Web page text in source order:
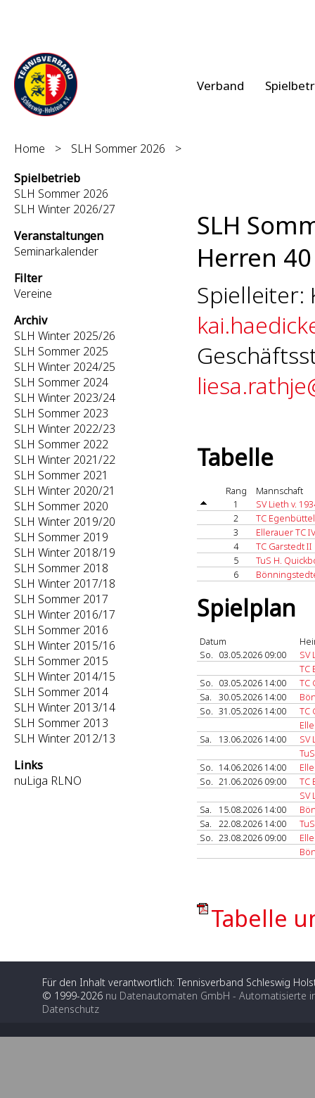
Verband
Home > SLH Sommer 2026
>
Spielbetrieb
SLH Sommer 2026
SLH Winter 2026/27
Veranstaltungen
Seminarkalender
Filter
Vereine
Archiv
SLH Winter 2025/26
SLH Sommer 2025
SLH Winter 2024/25
SLH Sommer 2024
SLH Winter 2023/24
SLH Sommer 2023
SLH Winter 2022/23
SLH Sommer 2022
SLH Winter 2021/22
SLH Sommer 2021
SLH Winter 2020/21
SLH Sommer 2020
SLH Winter 2019/20
SLH Sommer 2019
SLH Winter 2018/19
SLH Sommer 2018
SLH Winter 2017/18
SLH Sommer 2017
SLH Winter 2016/17
SLH Sommer 2016
SLH Winter 2015/16
SLH Sommer 2015
SLH Winter 2014/15
SLH Sommer 2014
SLH Winter 2013/14
SLH Sommer 2013
SLH Winter 2012/13
Links
nuLiga RLNO
SLH
Herren
Spielleiter:
Tabelle
Rang
Mannschaft
1
SV Lieth v.
2
TC
3
Ellerauer TC IV
4
TC Garstedt II
5
TuS H.
6
Spielplan
Datum
So. 03.05.2026 09:00
SV
TC
So. 03.05.2026 14:00
TC
Sa.
30.05.2026 14:00
So. 31.05.2026 14:00
TC
Sa.
13.06.2026 14:00
SV
So. 14.06.2026 14:00
So. 21.06.2026 09:00
TC
SV
Sa.
15.08.2026 14:00
Sa.
22.08.2026 14:00
So. 23.08.2026 09:00
Tabelle
Für den Inhalt verantwortlich: Tennisverband Schleswig
© 1999-2026 nu Datenautomaten GmbH - Automatisierte
Datenschutz